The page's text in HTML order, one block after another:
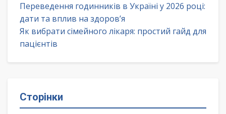
Переведення годинників в Україні у 2026 році:
дати та вплив на здоров’я
Як вибрати сімейного лікаря: простий гайд для
пацієнтів
Сторінки